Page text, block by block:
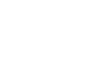
a Barcelona